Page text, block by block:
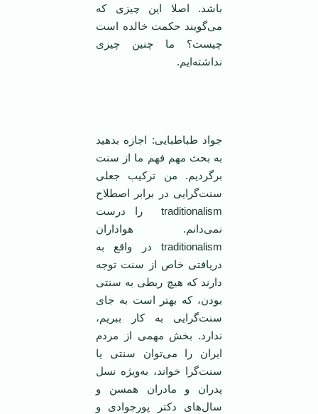
باشد. اصلا این چیزی كه
می‌گویند حكمت خالده است
چیست؟ ما چنین چیزی
نداشته‌ایم.
جواد طباطبایی: اجازه بدهید
به بحث مهم فهم ما از سنت
برگردیم. من ترکیب جعلی
سنت‌گرایی در برابر اصطلاح
traditionalism را درست
نمی‌دانم. هواداران
traditionalism در واقع به
دریافتی خاص از سنت توجه
دارند که هیچ ربطی به سنتی
بودن، که بهتر است به جای
سنت‌گرایی به کار ببریم،
ندارد. بخش مهمی از مردم
ایران را می‌توان سنتی یا
سنت‌گرا خواند، به‌ویژه نسل
پدران و مادران همسن و
سال‌های دکتر پورجوادی و